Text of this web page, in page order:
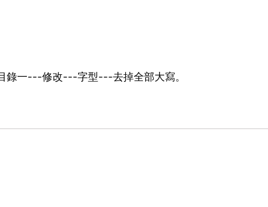
錄一---修改---字型---去掉全部大寫。